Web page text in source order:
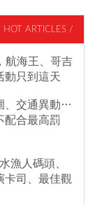
HOT ARTICLES /
航海王、哥吉
只到這天
、交通異動…
配合最高罰
漁人碼頭、
司、最佳觀